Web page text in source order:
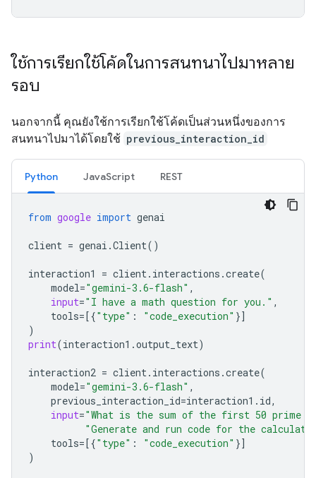
ใช้การเรียกใช้โค้ดในการสนทนาไปมาหลาย
รอบ
นอกจากนี้ คุณยังใช้การเรียกใช้โค้ดเป็นส่วนหนึ่งของการ
สนทนาไปมาได้โดยใช้ previous_interaction_id
Python JavaScript REST
from google import genai
client = genai .Client()
interaction1 = client. interactions .create(
model="gemini-3.6-flash" ,
input="I have a math question for you." ,
tools=[{"type" : "code_execution" }]
)
print(interaction1 .output_text)
interaction2 = client. interactions .create(
model="gemini-3.6-flash" ,
previous_interaction_id=interaction1 . id,
input="What is the sum of the first 50 prime
"Generate and run code for the
tools=[{"type" : "code_execution" }]
)